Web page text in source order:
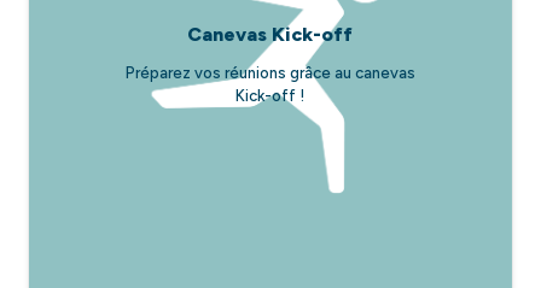
Canevas Kick-off
Préparez vos réunions grâce au canevas
Kick-off !